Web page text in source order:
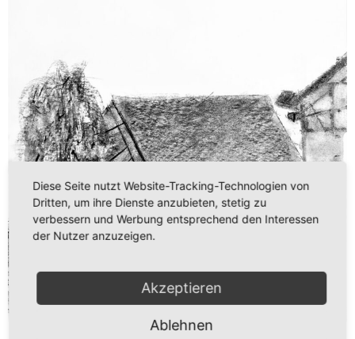
Diese Seite nutzt Website-Tracking-Technologien von
Dritten, um ihre Dienste anzubieten, stetig zu
verbessern und Werbung entsprechend den Interessen
der Nutzer anzuzeigen.
Akzeptieren
Ablehnen